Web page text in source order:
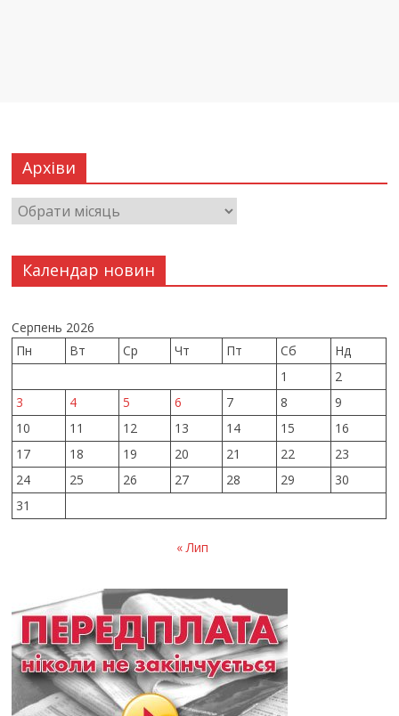
Архіви
Календар новин
Серпень 2026
Пн
Вт Ср Чт Пт Сб
Нд
1
2
3
4 5 6 7 8
9
10
11 12 13 14 15
16
17
18 19 20 21 22
23
24
25 26 27 28 29
30
31
« Лип